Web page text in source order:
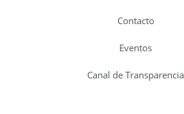
Contacto
Eventos
Canal de Transparencia